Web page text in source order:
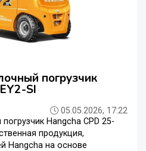
погрузчик
SI
05.05.2026, 17:22
Hangcha CPD 25-
продукция,
Hangcha на основе